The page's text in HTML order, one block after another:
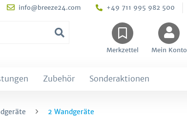
info@breeze24.com +49 711 995 982 500
Merkzettel Mein Konto
Zubehör Sonderaktionen
2 Wandgeräte